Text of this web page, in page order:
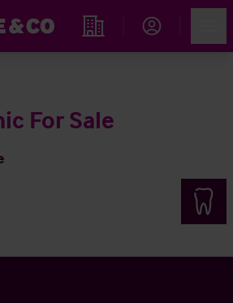
Propiedades
For Sale